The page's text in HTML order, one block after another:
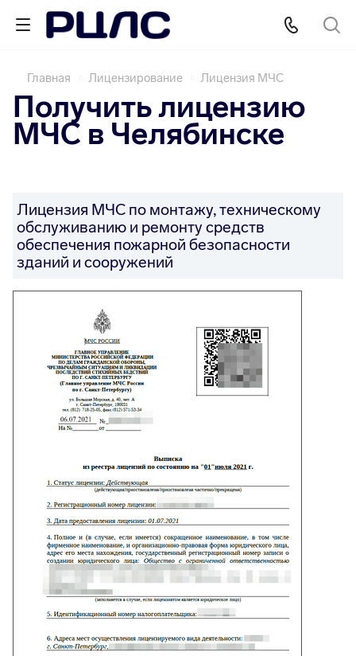
Главная Лицензирование Лицензия МЧС
Получить лицензию
МЧС в Челябинске
Лицензия МЧС по монтажу, техническому
обслуживанию и ремонту средств
обеспечения пожарной безопасности
зданий и сооружений